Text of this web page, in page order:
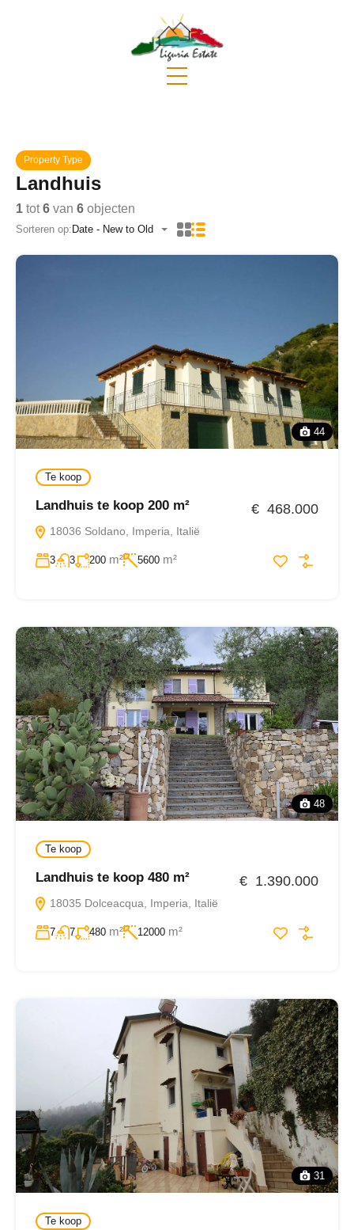
Property Type
Landhuis
1 tot6 van 6 objecten
Sorteren op: Date - New to Old
44
Te koop
Landhuis te koop 200 m²
18036 Soldano, Imperia, Italië
€ 468.000
3 3 200 m² 5600 m²
48
Te koop
Landhuis te koop 480 m²
18035 Dolceacqua, Imperia, Italië
€ 1.390.000
7 7 480 m² 12000 m²
31
Te koop